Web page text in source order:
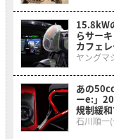
15.8kW
らサー
カフェ
外】
ヤングマ
あの
ーe:」
規制緩和
石川順一